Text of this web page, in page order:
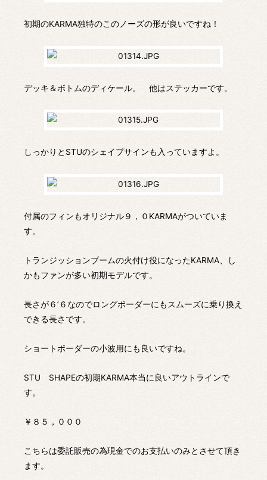
初期のKARMA独特のこのノーズの形が良いですね！
デッキ＆ボトムのディケール。 他はステッカーです。
しっかりとSTUのシェイプサインも入っていますよ。
付属のフィンもオリジナル９，０KARMAがついていま
す。
トランジッションブームの火付け役になったKARMA、し
かもファンが多い初期モデルです。
長さが６’６なのでロングボーダーにもスムーズに乗り換え
できる長さです。
ショートボーダーの小波用にも良いですね。
STU SHAPEの初期KARMA本当に良いアウトラインで
す。
￥８５，０００
こちらは委託販売の為現金でのお支払いのみとさせて頂き
ます。